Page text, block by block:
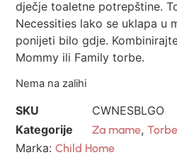
dječje toaletne potrepštine.
Necessities lako se uklapa u
ponijeti bilo gdje.
Mommy ili Family torbe.
Nema na zalihi
SKU
CWNESBLGO
Kategorije
Za mame,
Marka:Child Home